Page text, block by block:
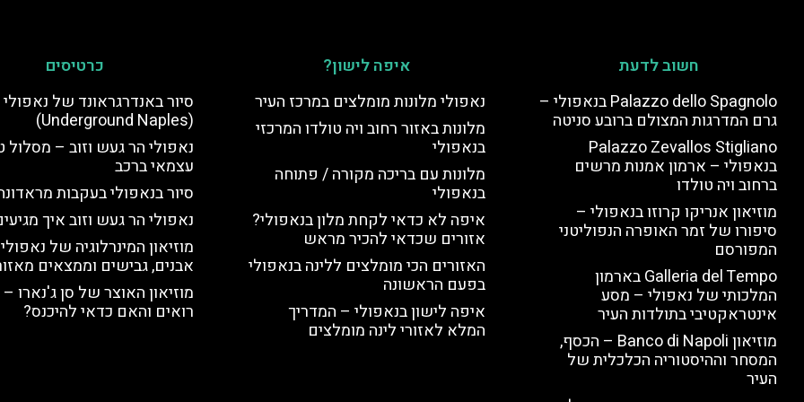
חשוב לדעת
Palazzo dello Spagnolo בנאפולי –
גרם המדרגות המצולם ברובע סניטה
Palazzo Zevallos Stigliano
בנאפולי – ארמון אמנות מרשים
ברחוב ויה טולדו
מוזיאון אנריקו קרוזו בנאפולי –
סיפורו של זמר האופרה הנפוליטני
המפורסם
Galleria del Tempo בארמון
המלכותי של נאפולי – מסע
אינטראקטיבי בתולדות העיר
מוזיאון Banco di Napoli – הכסף,
המסחר וההיסטוריה הכלכלית של
העיר
איפה לישון?
נאפולי מלונות מומלצים במרכז העיר
מלונות באזור רחוב ויה טולדו המרכזי
בנאפולי
מלונות עם בריכה מקורה / פתוחה
בנאפולי
איפה לא כדאי לקחת מלון בנאפולי?
אזורים שכדאי להכיר מראש
האזורים הכי מומלצים ללינה בנאפולי
בפעם הראשונה
איפה לישון בנאפולי – המדריך
המלא לאזורי לינה מומלצים
כרטיסים
סיור באנדרגראונד של נאפולי
(Underground Naples)
נאפולי הר געש וזוב – מסלול
עצמאי ברכב
סיור בנאפולי בעקבות
נאפולי הר געש וזוב איך
מוזיאון המינרלוגיה של
אבנים, גבישים וממצאים
מוזיאון האוצר של סן ג'נארו
רואים והאם כדאי להיכנס?